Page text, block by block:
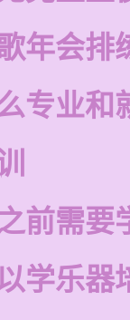
年会排
专业和
前需要
学乐器